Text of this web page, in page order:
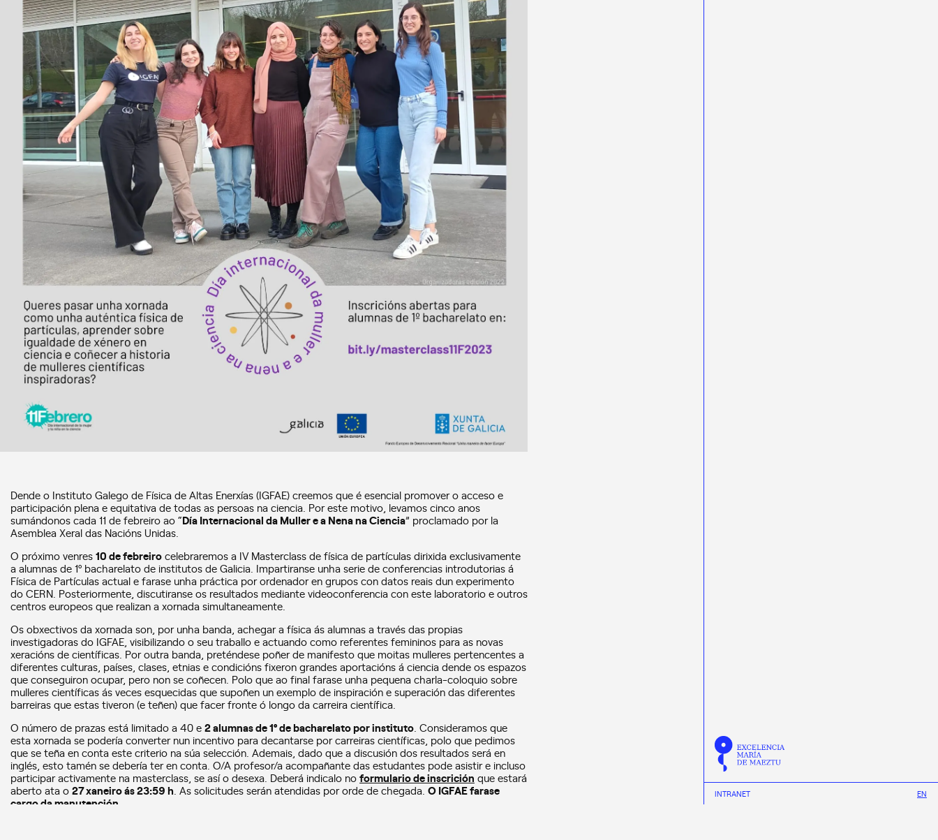
INTRANET EN
Dende o Instituto Galego de Física de Altas Enerxías (IGFAE) creemos que é esencial promover o acceso e
participación plena e equitativa de todas as persoas na ciencia. Por este motivo, levamos cinco anos
sumándonos cada 11 de febreiro ao “Día Internacional da Muller e a Nena na Ciencia” proclamado por la
Asemblea Xeral das Nacións Unidas.
O próximo venres10 de febreirocelebraremos a IV Masterclass de física de partículas dirixida exclusivamente
a alumnas de 1º bacharelato de institutos de Galicia. Impartiranse unha serie de conferencias introdutorias á
Física de Partículas actual e farase unha práctica por ordenador en grupos con datos reais dun experimento
do CERN. Posteriormente, discutiranse os resultados mediante videoconferencia con este laboratorio e outros
centros europeos que realizan a xornada simultaneamente.
Os obxectivos da xornada son, por unha banda, achegar a física ás alumnas a través das propias
investigadoras do IGFAE, visibilizando o seu traballo e actuando como referentes femininos para as novas
xeracións de científicas. Por outra banda, preténdese poñer de manifesto que moitas mulleres pertencentes a
diferentes culturas, países, clases, etnias e condicións fixeron grandes aportacións á ciencia dende os espazos
que conseguiron ocupar, pero non se coñecen. Polo que ao final farase unha pequena charla-coloquio sobre
mulleres científicas ás veces esquecidas que supoñen un exemplo de inspiración e superación das diferentes
barreiras que estas tiveron (e teñen) que facer fronte ó longo da carreira científica.
O número de prazas está limitado a 40 e2 alumnas de 1º de bacharelato por instituto . Consideramos que
esta xornada se podería converter nun incentivo para decantarse por carreiras científicas, polo que pedimos
que se teña en conta este criterio na súa selección. Ademais, dado que a discusión dos resultados será en
inglés, esto tamén se debería ter en conta. O/A profesor/a acompañante das estudantes pode asistir e incluso
participar activamente na masterclass, se así o desexa. Deberá indicalo noformulario de inscrición que estará
aberto ata o27xaneiroás 23:59 h . As solicitudes serán atendidas por orde de chegada. O IGFAE farase
cargo da manutención.